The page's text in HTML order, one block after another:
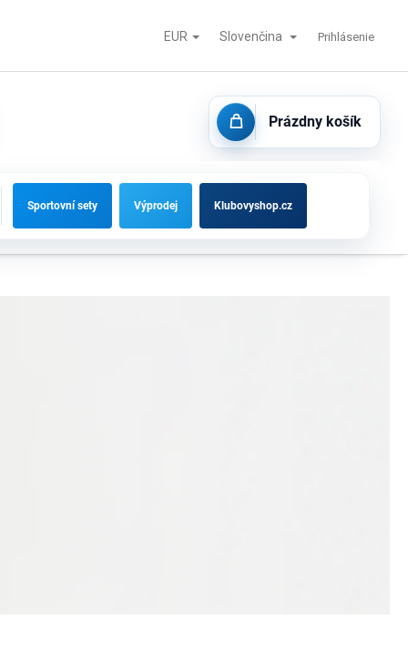
Futbalové bránky, striedačky a vybavenie ihrísk Kontakty
EUR Slovenčina Prihlásenie
NÁKUPNÝ
KOŠÍK
Prázdny košík
Sportovní sety Výprodej Klubovyshop.cz